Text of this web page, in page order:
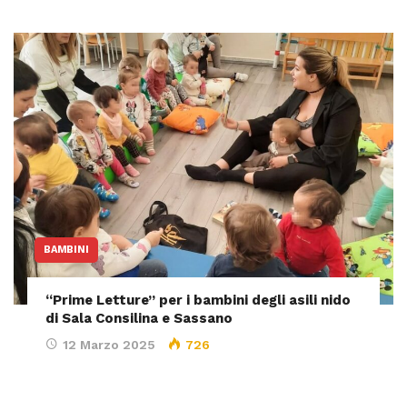
BAMBINI
“Prime Letture” per i bambini degli asili nido
di Sala Consilina e Sassano
12 Marzo 2025 726